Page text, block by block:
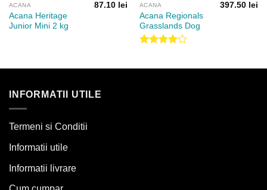
ACANA
Acana Heritage
Junior Mini 2 kg
87.10 lei ACANA
Acana Regionals
Grasslands Dog
397.50 lei
INFORMATII UTILE
Termeni si Conditii
Informatii utile
Informatii livrare